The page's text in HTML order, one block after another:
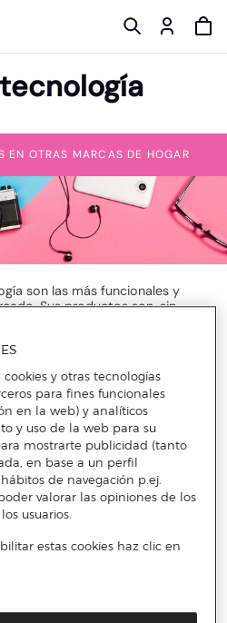
EN OTRAS MARCAS DE HOGAR
son las más funcionales y
Sus productos son, sin
en accesorios para cámaras
tecnológicas
outlet harán que no puedas
desde descuentos en
en accesorios para
Contarás con piezas adaptadas a
sonadas de cada temporada
cuidados de manera
Encuentra en Primeriti la
en tecnología
cookies y otras tecnologías
para fines funcionales
en la web) y analíticos
y uso de la web para su
mostrarte publicidad (tanto
en base a un perfil
de navegación p.ej.
valorar las opiniones de los
usuarios.
estas cookies haz clic en